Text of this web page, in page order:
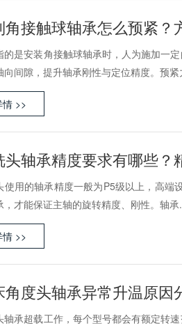
角接触球轴承怎么预紧？
的是安装角接触球轴承时，人为施加一
向间隙，提升轴承刚性与定位精度。预紧
情 >>
头轴承精度要求有哪些？
使用的轴承精度一般为P5级以上，高端
，才能保证主轴的旋转精度、刚性。轴承
情 >>
角度头轴承异常升温原因
轴承超载工作，每个型号都会有额定转